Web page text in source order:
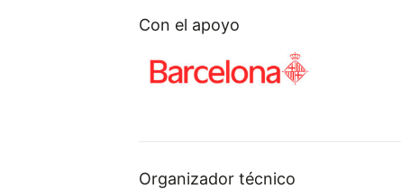
Con el apoyo
Organizador técnico